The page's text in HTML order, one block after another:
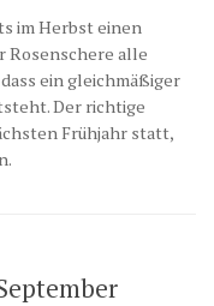
im Herbst einen
Rosenschere alle
ein gleichmäßiger
Der richtige
Frühjahr statt,